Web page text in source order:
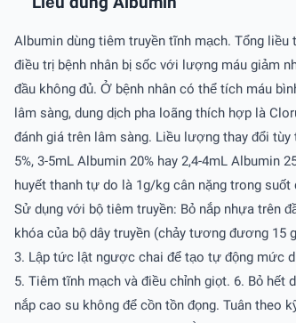
Albumin dùng tiêm truyền tĩnh mạch. Tổng liều
điều trị bệnh nhân bị sốc với lượng máu giảm
đầu không đủ. Ở bệnh nhân có thể tích máu
lâm sàng, dung dịch pha loãng thích hợp là
đánh giá trên lâm sàng. Liều lượng thay đổi
5%, 3-5mL Albumin 20% hay 2,4-4mL
huyết thanh tự do là 1g/kg cân nặng trong
Sử dụng với bộ tiêm truyền: Bỏ nắp nhựa trên
khóa của bộ dây truyền (chảy tương đương 15
3. Lập tức lật ngược chai để tạo tự động mức
5. Tiêm tĩnh mạch và điều chỉnh giọt. 6. Bỏ
nắp cao su không để cồn tồn đọng. Tuân theo